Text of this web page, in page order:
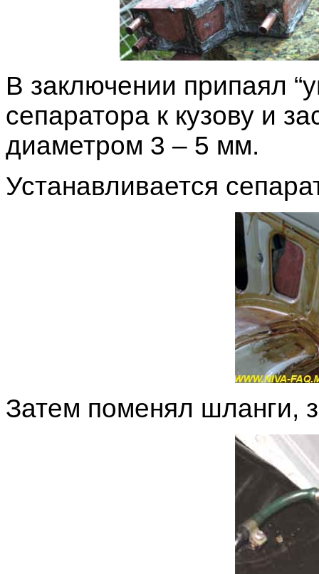
В заключении припаял
сепаратора к кузову и
диаметром 3 – 5 мм.
Устанавливается
Затем поменял шланги,